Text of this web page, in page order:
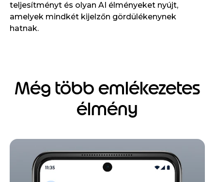
teljesítményt és olyan AI élményeket nyújt,
amelyek mindkét kijelzőn gördülékenynek
hatnak.
Még több emlékezetes
élmény